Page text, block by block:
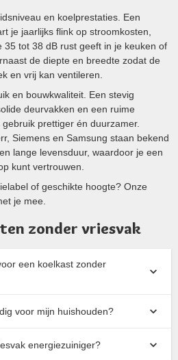
en koelprestaties. Een
je jaarlijks flink op stroomkosten,
35 tot 38 dB rust geeft in je keuken of
de diepte en breedte zodat de
en vrij kan ventileren.
en bouwkwaliteit. Een stevig
deurvakken en een ruime
prettiger én duurzamer.
Siemens en Samsung staan bekend
lange levensduur, waardoor je een
kunt vertrouwen.
of geschikte hoogte? Onze
je mee.
zonder vriesvak
een koelkast zonder
voor mijn huishouden?
energiezuiniger?